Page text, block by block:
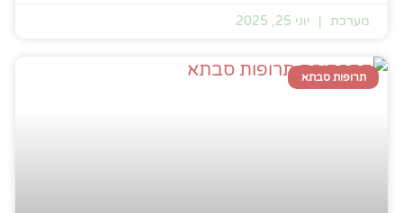
מערכת יוני 25, 2025
תרופות סבתא